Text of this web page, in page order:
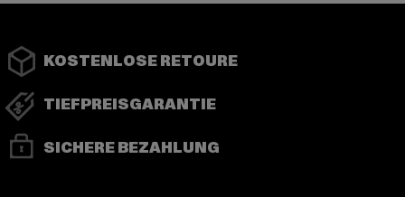
KOSTENLOSE RETOURE
TIEFPREISGARANTIE
SICHERE BEZAHLUNG